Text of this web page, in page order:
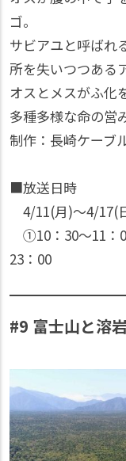
ゴ。
サビアユと呼ばれ
所を失いつつある
オスとメスがふ化
多種多様な命の営
制作：長崎ケーブ
■放送日時
4/11(月)〜4/17(
①10：30〜11：
23：00
#9 富士山と溶